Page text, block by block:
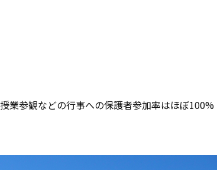
業参観などの行事への保護者参加率はほぼ100%